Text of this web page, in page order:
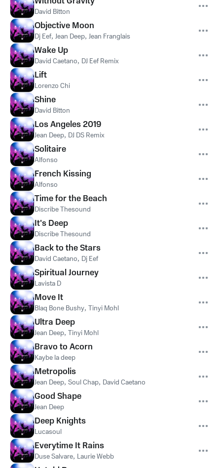
David Bitton
Objective Moon
Dj Eef, Jean Deep, Jean Franglais
Wake Up
David Caetano, DJ Eef Remix
Lift
Lorenzo Chi
Shine
David Bitton
Los Angeles 2019
Jean Deep, DJ DS Remix
Solitaire
Alfonso
French Kissing
Alfonso
Time for the Beach
Discribe Thesound
It's Deep
Discribe Thesound
Back to the Stars
David Caetano, Dj Eef
Spiritual Journey
Lavista D
Move It
Blaq Bone Bushy, Tinyi Mohl
Ultra Deep
Jean Deep, Tinyi Mohl
Bravo to Acorn
Kaybe la deep
Metropolis
Jean Deep, Soul Chap, David Caetano
Good Shape
Jean Deep
Deep Knights
Lucasoul
Everytime It Rains
Duse Salvare, Laurie Webb